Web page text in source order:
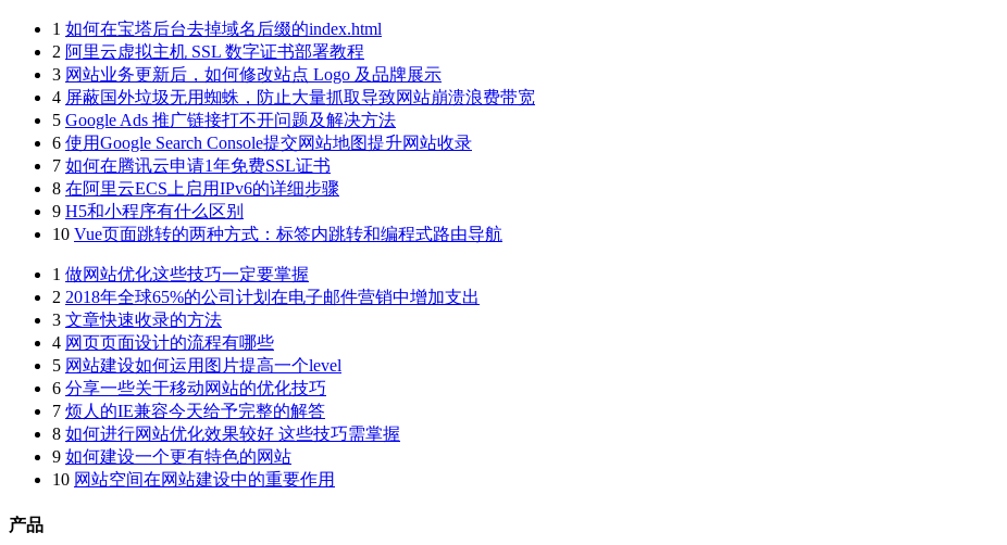
1 如何在宝塔后台去掉域名后缀的index.html
2 阿里云虚拟主机 SSL 数字证书部署教程
3 网站业务更新后，如何修改站点 Logo 及品牌展示
4 屏蔽国外垃圾无用蜘蛛，防止大量抓取导致网站崩溃浪费带宽
5 Google Ads 推广链接打不开问题及解决方法
6 使用Google Search Console提交网站地图提升网站收录
7 如何在腾讯云申请1年免费SSL证书
8 在阿里云ECS上启用IPv6的详细步骤
9 H5和小程序有什么区别
10 Vue页面跳转的两种方式：标签内跳转和编程式路由导航
1 做网站优化这些技巧一定要掌握
2 2018年全球65%的公司计划在电子邮件营销中增加支出
3 文章快速收录的方法
4 网页页面设计的流程有哪些
5 网站建设如何运用图片提高一个level
6 分享一些关于移动网站的优化技巧
7 烦人的IE兼容今天给予完整的解答
8 如何进行网站优化效果较好 这些技巧需掌握
9 如何建设一个更有特色的网站
10 网站空间在网站建设中的重要作用
产品